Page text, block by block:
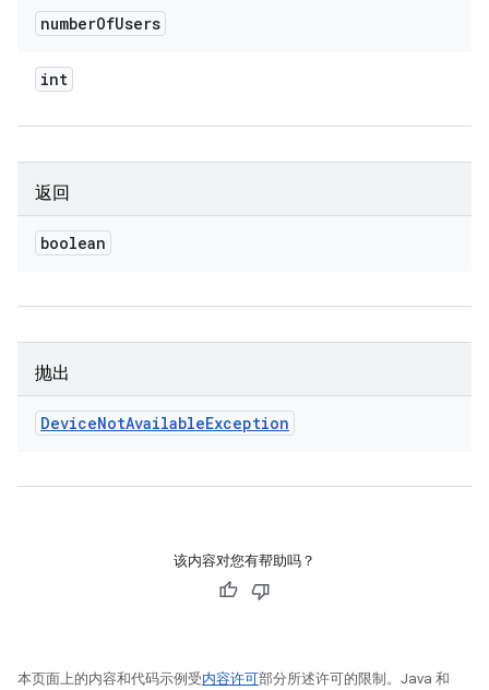
numberOfUsers
int
返回
boolean
抛出
DeviceNotAvailableException
该内容对您有帮助吗？
本页面上的内容和代码示例受内容许可部分所述许可的限制。Java 和